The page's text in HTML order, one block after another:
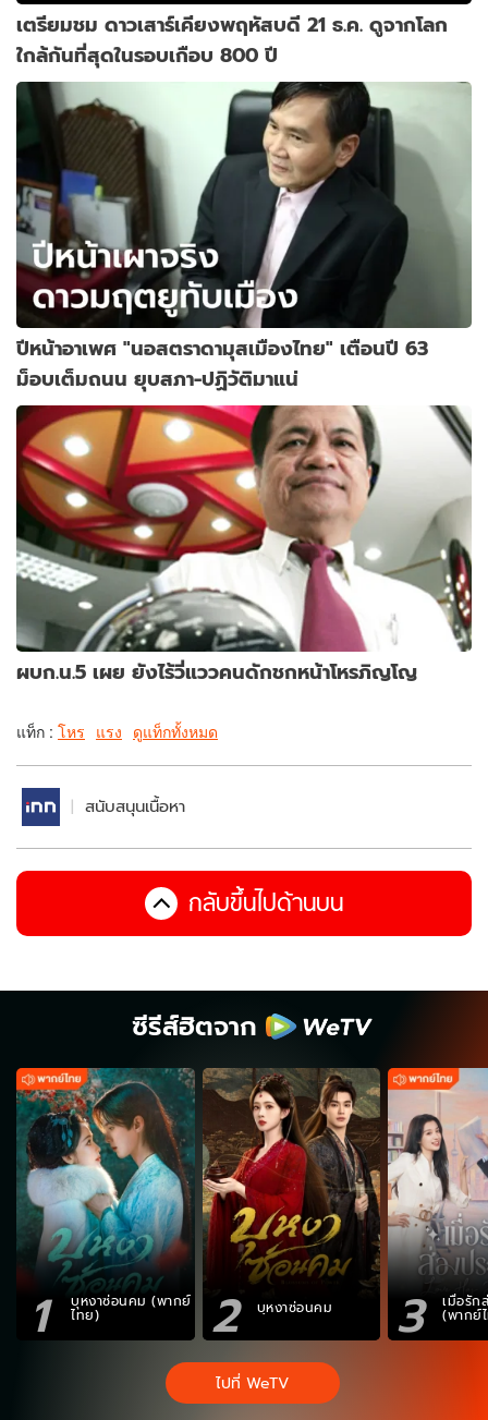
เตรียมชม ดาวเสาร์เคียงพฤหัสบดี 21 ธ.ค. ดูจากโลก
ใกล้กันที่สุดในรอบเกือบ 800 ปี
ปีหน้าอาเพศ "นอสตราดามุสเมืองไทย" เตือนปี 63
ม็อบเต็มถนน ยุบสภา-ปฏิวัติมาแน่
ผบก.น.5 เผย ยังไร้วี่แววคนดักชกหน้าโหรภิญโญ
แท็ก : โหร แรง ดูแท็กทั้งหมด
สนับสนุนเนื้อหา
กลับขึ้นไปด้านบน
ซีรีส์ฮิตจาก
1 บุหงาซ่อนคม (พากย์
ไทย) 2 บุหงาซ่อนคม 3 เมื่อรัก
(พากย์
ไปที่ WeTV